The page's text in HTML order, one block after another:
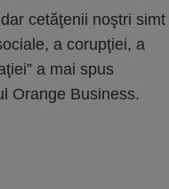
cetăţenii noştri simt
a corupţiei, a
a mai spus
Orange Business.